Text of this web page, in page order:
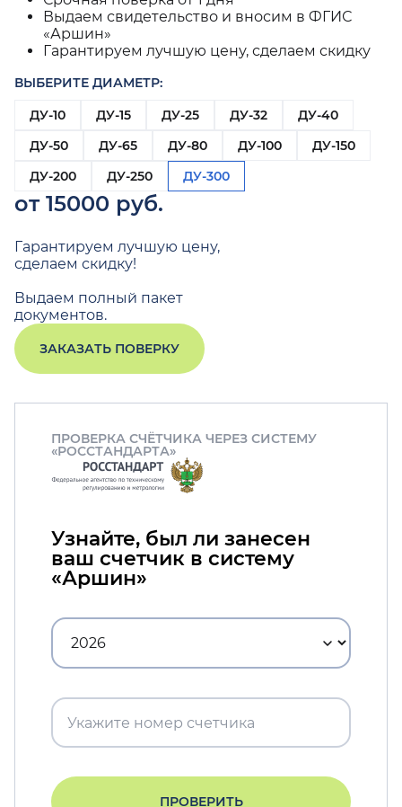
Выдаем свидетельство и вносим в ФГИС
«Аршин»
Гарантируем лучшую цену, сделаем скидку
ВЫБЕРИТЕ ДИАМЕТР:
ДУ-10
ДУ-15 ДУ-25 ДУ-32
ДУ-40
ДУ-50
ДУ-65 ДУ-80 ДУ-100
ДУ-150
ДУ-200
ДУ-250 ДУ-300
от 15000 руб.
Гарантируем лучшую цену,
сделаем скидку!
Выдаем полный пакет
документов.
ЗАКАЗАТЬ ПОВЕРКУ
ПРОВЕРКА СЧЁТЧИКА ЧЕРЕЗ СИСТЕМУ
«РОССТАНДАРТА»
Узнайте, был ли занесен
ваш счетчик в систему
«Аршин»
ПРОВЕРИТЬ